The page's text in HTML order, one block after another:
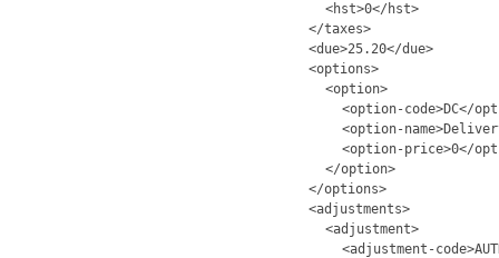
<hst>0</hst>
</taxes>
<due>25.20</due>
<options>
<option>
<option-code>DC</
<option-
<option-price>0</
</option>
</options>
<adjustments>
<adjustment>
<adjustment-